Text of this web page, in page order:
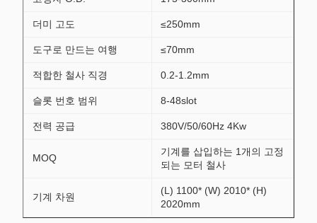
더미 고도 ≤250mm
도구로 만드는 여행 ≤70mm
적합한 철사 직경 0.2-1.2mm
슬롯 번호 범위 8-48slot
전력 공급 380V/50/60Hz 4Kw
MOQ
기계를 삽입하는 1개의 고정
되는 모터 철사
기계 차원
(L) 1100* (W) 2010* (H)
2020mm